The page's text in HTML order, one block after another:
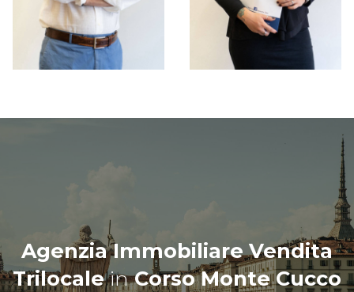
Agenzia Immobiliare Vendita
TrilocaleinCorso Monte Cucco